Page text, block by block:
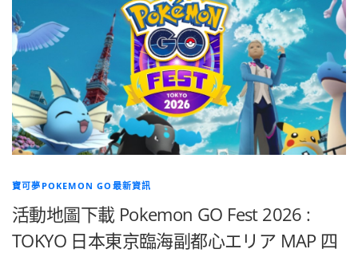
寶可夢POKEMON GO最新資訊
活動地圖下載 Pokemon GO Fest 2026 :
TOKYO 日本東京臨海副都心エリア MAP 四